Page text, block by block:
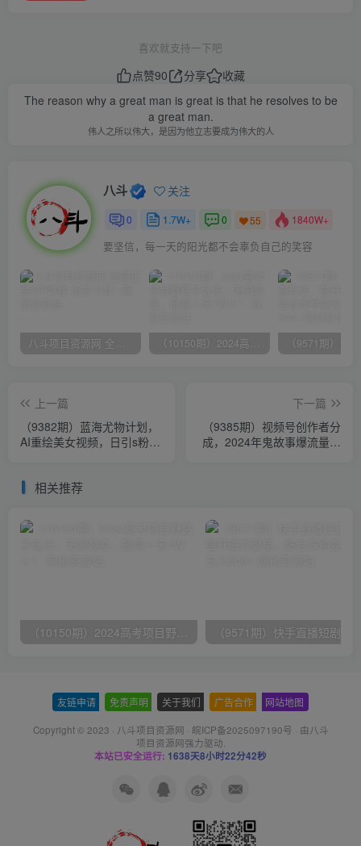
喜欢就支持一下吧
点赞90 分享
收藏
The reason why a great man is great is that he resolves to be
a great man.
伟人之所以伟大，是因为他立志要成为伟大的人
八斗 关注
0 1.7W+ 0 55 1840W+
要坚信，每一天的阳光都不会辜负自己的笑容
八斗项目资源网 全网正品VIP课程 无损下载~ （10150期）2024高考项目野路子玩法，无限裂变，最高一天1W＋！
上一篇
（9382期）蓝海尤物计划，
AI重绘美女视频，日引s粉
下一篇
（9385期）视频号创作者分
成，2024年鬼故事爆流量，
相关推荐
（10150期）2024高考项目野路子玩法，无限裂变，最高一天1W＋！
友链申请 免责声明 关于我们 广告合作 网站地图
Copyright © 2023 · 八斗项目资源网 · 皖ICP备2025097190号 · 由八斗
项目资源网强力驱动.
本站已安全运行: 1638天8小时22分42秒